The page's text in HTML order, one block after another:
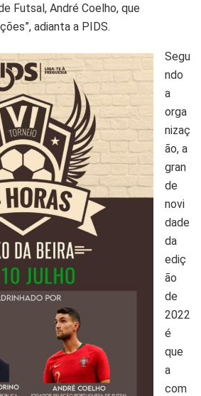
Futsal, André Coelho, que
adianta a PIDS.
Segu
ndo
a
orga
nizaç
ão, a
gran
de
novi
dade
da
ediç
ão
de
2022
é
que
a
com